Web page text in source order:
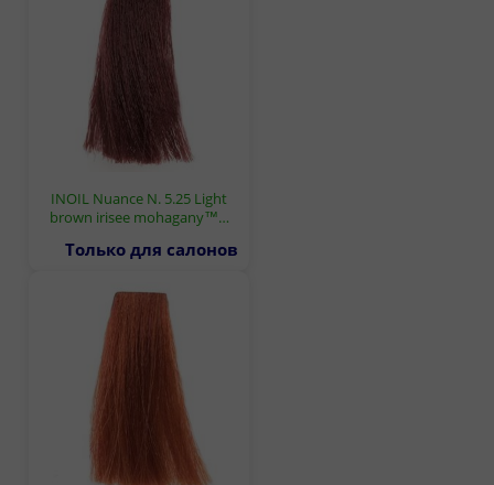
INOIL Nuance N. 5.25 Light
brown irisee mohagany™…
Только для салонов